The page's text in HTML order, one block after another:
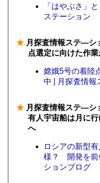
「はやぶさ」
ステーション
★ 月探査情報ステ―シ
点選定に向けた作
嫦娥5号の着陸
中 | 月探査情報
★ 月探査情報ステ―シ
有人宇宙船は月に
へ
ロシアの新型
様？ 開発を前
ションブログ